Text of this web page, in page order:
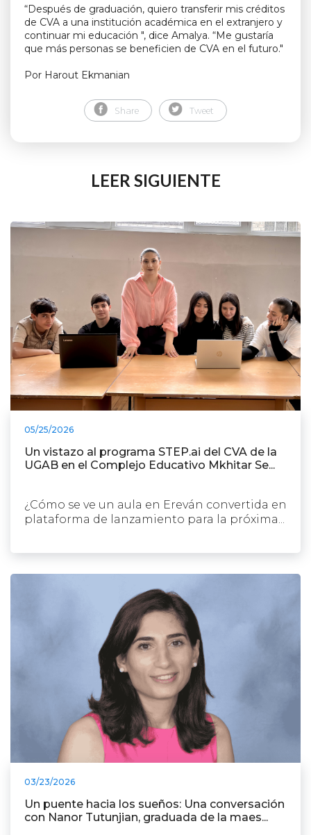
“Después de graduación, quiero transferir mis créditos
de CVA a una institución académica en el extranjero y
continuar mi educación ", dice Amalya. “Me gustaría
que más personas se beneficien de CVA en el futuro."
Por Harout Ekmanian
Share Tweet
LEER SIGUIENTE
05/25/2026
Un vistazo al programa STEP.ai del CVA de la
UGAB en el Complejo Educativo Mkhitar Se...
¿Cómo se ve un aula en Ereván convertida en
plataforma de lanzamiento para la próxima...
03/23/2026
Un puente hacia los sueños: Una conversación
con Nanor Tutunjian, graduada de la maes...